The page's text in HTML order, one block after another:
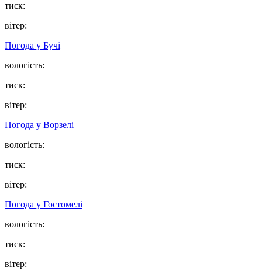
тиск:
вітер:
Погода у Бучі
вологість:
тиск:
вітер:
Погода у Ворзелі
вологість:
тиск:
вітер:
Погода у Гостомелі
вологість:
тиск:
вітер: